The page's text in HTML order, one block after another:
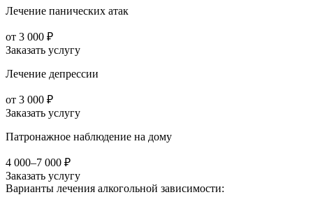
Лечение панических атак
от 3 000 ₽
Заказать услугу
Лечение депрессии
от 3 000 ₽
Заказать услугу
Патронажное наблюдение на дому
4 000–7 000 ₽
Заказать услугу
Варианты лечения алкогольной зависимости: